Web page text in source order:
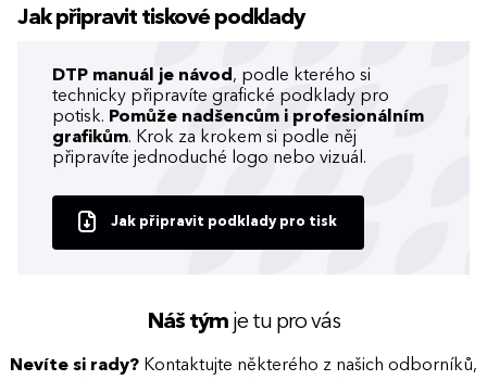
Jak připravit tiskové podklady
DTP manuál je návod , podle kterého si
technicky připravíte grafické podklady pro
potisk. Pomůže nadšencům i profesionálním
grafikům. Krok za krokem si podle něj
připravíte jednoduché logo nebo vizuál.
Jak připravit podklady pro tisk
Náš týmje tu pro vás
Nevíte si rady? Kontaktujte některého z našich odborníků,